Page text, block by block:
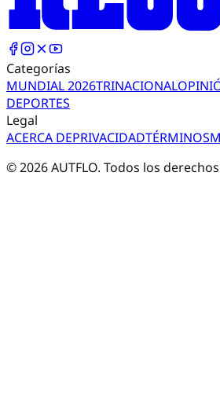
Categorías
MUNDIAL 2026TRINACIONAL
DEPORTES
Legal
ACERCA DEPRIVACIDADTÉRMINOS
©2026AUTFLO. Todos los